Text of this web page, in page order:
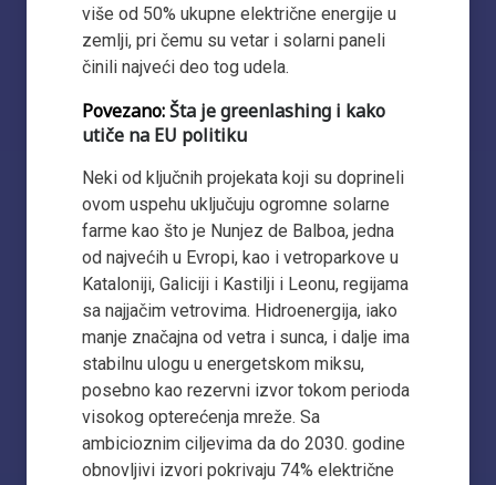
više od 50% ukupne električne energije u
zemlji, pri čemu su vetar i solarni paneli
činili najveći deo tog udela.
Povezano:Šta je greenlashing i kako
utiče na EU politiku
Neki od ključnih projekata koji su doprineli
ovom uspehu uključuju ogromne solarne
farme kao što je Nunjez de Balboa, jedna
od najvećih u Evropi, kao i vetroparkove u
Kataloniji, Galiciji i Kastilji i Leonu, regijama
sa najjačim vetrovima. Hidroenergija, iako
manje značajna od vetra i sunca, i dalje ima
stabilnu ulogu u energetskom miksu,
posebno kao rezervni izvor tokom perioda
visokog opterećenja mreže. Sa
ambicioznim ciljevima da do 2030. godine
obnovljivi izvori pokrivaju 74% električne